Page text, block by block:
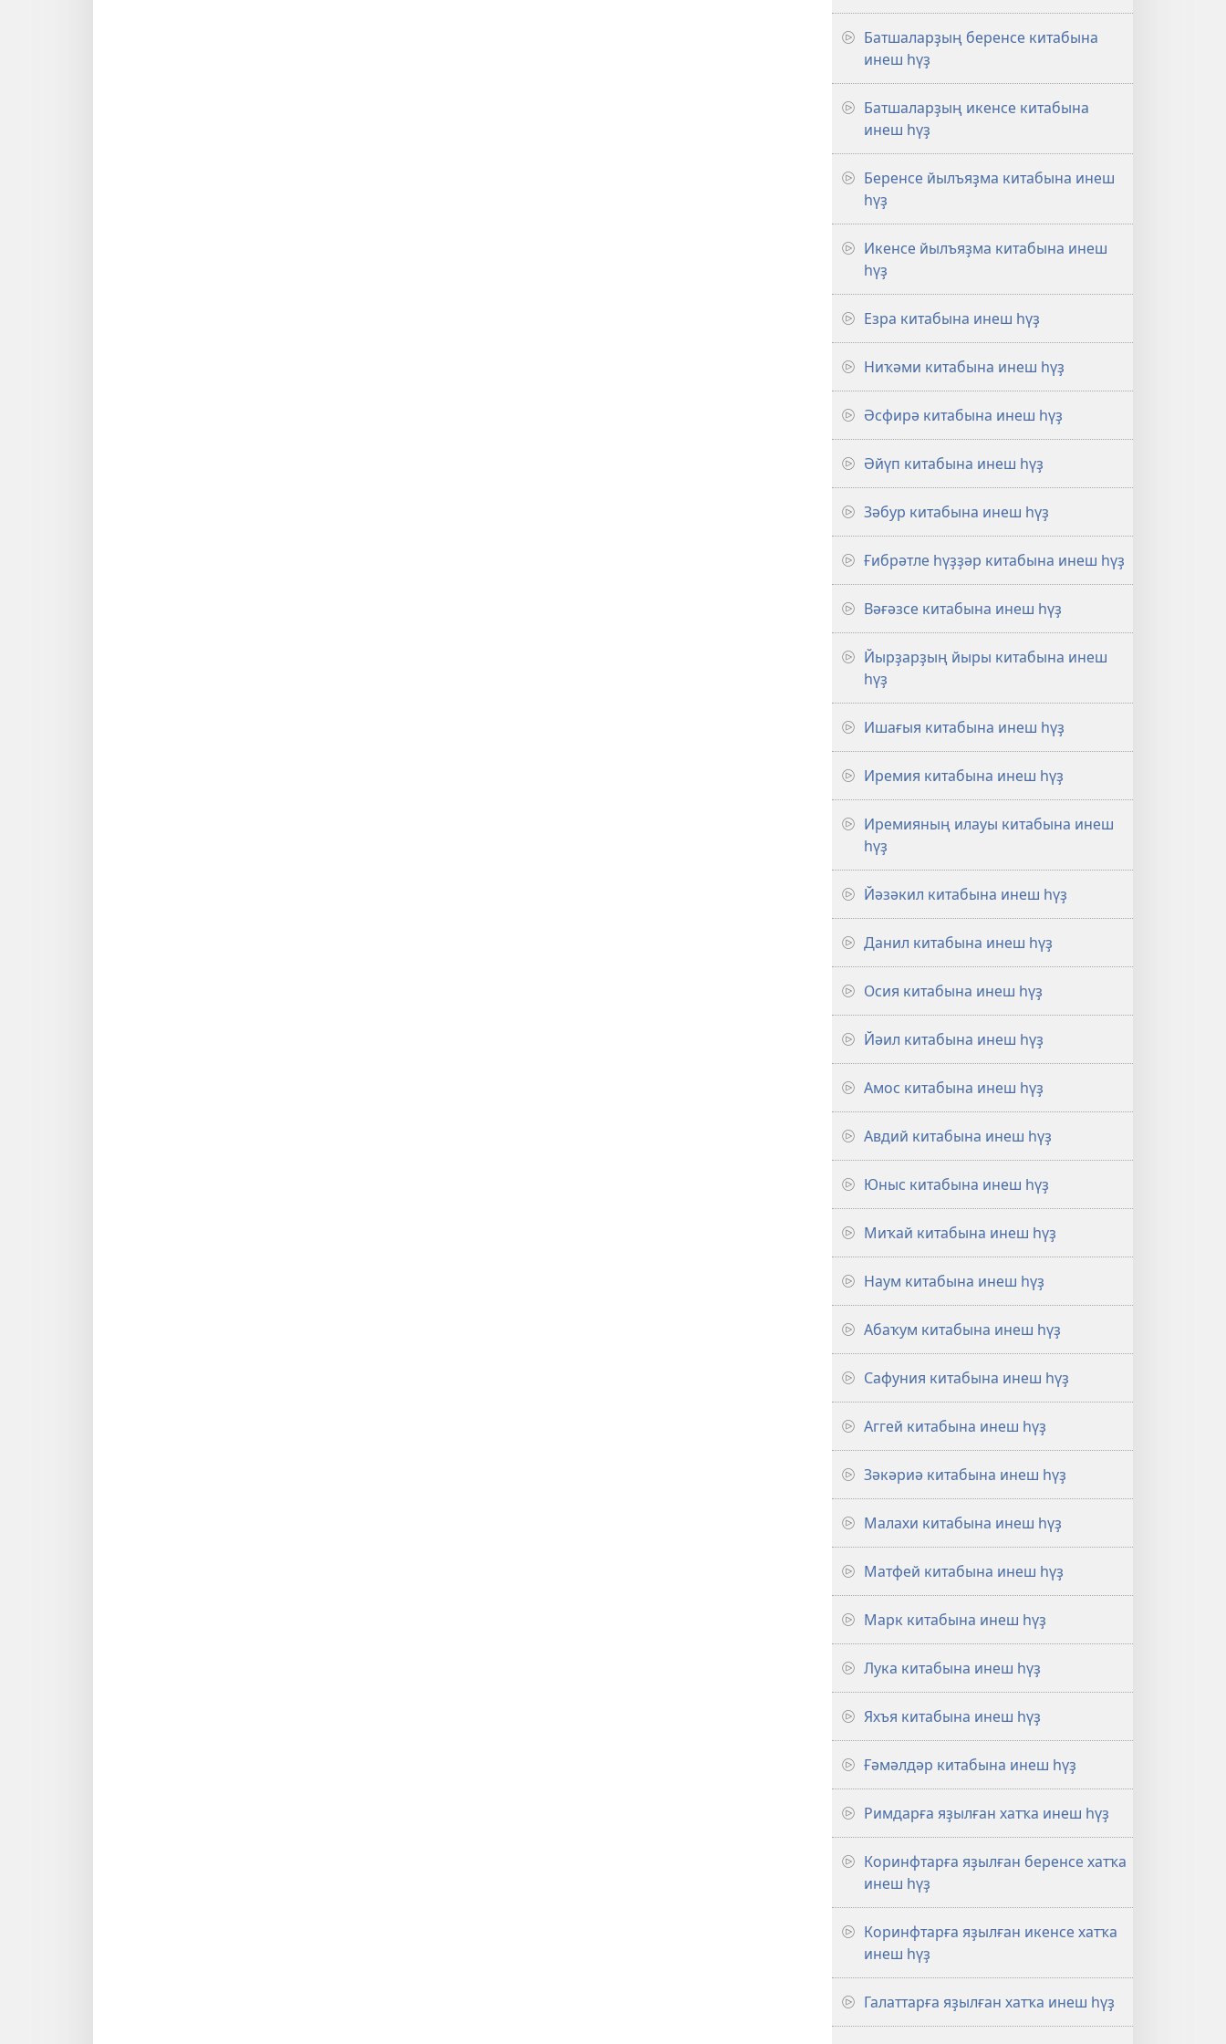
Батшаларҙың беренсе китабына
инеш һүҙ
Батшаларҙың икенсе китабына
инеш һүҙ
Беренсе йылъяҙма китабына инеш
һүҙ
Икенсе йылъяҙма китабына инеш
һүҙ
Езра китабына инеш һүҙ
Ниҡәми китабына инеш һүҙ
Әсфирә китабына инеш һүҙ
Әйүп китабына инеш һүҙ
Зәбур китабына инеш һүҙ
Ғибрәтле һүҙҙәр китабына инеш һүҙ
Вәғәзсе китабына инеш һүҙ
Йырҙарҙың йыры китабына инеш
һүҙ
Ишағыя китабына инеш һүҙ
Иремия китабына инеш һүҙ
Иремияның илауы китабына инеш
һүҙ
Йәзәкил китабына инеш һүҙ
Данил китабына инеш һүҙ
Осия китабына инеш һүҙ
Йәил китабына инеш һүҙ
Амос китабына инеш һүҙ
Авдий китабына инеш һүҙ
Юныс китабына инеш һүҙ
Миҡай китабына инеш һүҙ
Наум китабына инеш һүҙ
Абаҡум китабына инеш һүҙ
Сафуния китабына инеш һүҙ
Аггей китабына инеш һүҙ
Зәкәриә китабына инеш һүҙ
Малахи китабына инеш һүҙ
Матфей китабына инеш һүҙ
Марк китабына инеш һүҙ
Лука китабына инеш һүҙ
Яхъя китабына инеш һүҙ
Ғәмәлдәр китабына инеш һүҙ
Римдарға яҙылған хатҡа инеш һүҙ
Коринфтарға яҙылған беренсе хатҡа
инеш һүҙ
Коринфтарға яҙылған икенсе хатҡа
инеш һүҙ
Галаттарға яҙылған хатҡа инеш һүҙ